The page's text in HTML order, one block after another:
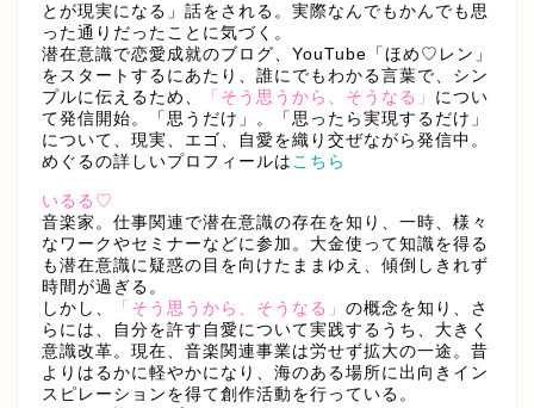
とが現実になる」話をされる。実際なんでもかんでも思
った通りだったことに気づく。
潜在意識で恋愛成就のブログ、YouTube「ほめ♡レン」
をスタートするにあたり、誰にでもわかる言葉で、シン
プルに伝えるため、
「そう思うから、そうなる」 につい
て発信開始。「思うだけ」。「思ったら実現するだけ」
について、現実、エゴ、自愛を織り交ぜながら発信中。
めぐるの詳しいプロフィールは こちら
いるる♡
音楽家。仕事関連で潜在意識の存在を知り、一時、様々
なワークやセミナーなどに参加。大金使って知識を得る
も潜在意識に疑惑の目を向けたままゆえ、傾倒しきれず
時間が過ぎる。
しかし、
「そう思うから、そうなる」 の概念を知り、さ
らには、自分を許す自愛について実践するうち、大きく
意識改革。現在、音楽関連事業は労せず拡大の一途。昔
よりはるかに軽やかになり、海のある場所に出向きイン
スピレーションを得て創作活動を行っている。